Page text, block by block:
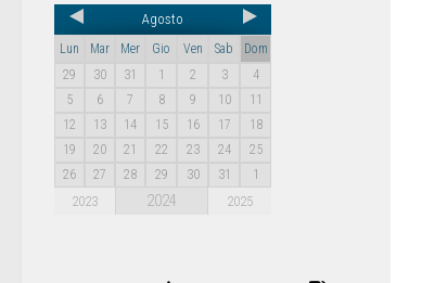
Agosto
Lun Mar Mer Gio Ven Sab
Dom
29
30 31 1 2 3
4
5
6 7 8 9 10
11
12
13 14 15 16 17
18
19
20 21 22 23 24
25
26
27 28 29 30 31 1
2023 2024 2025